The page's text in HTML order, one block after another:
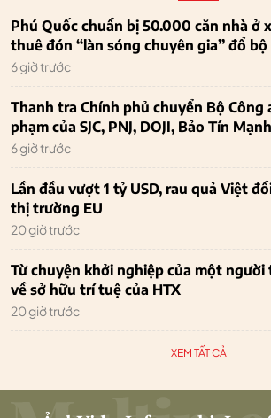
Phú Quốc chuẩn bị 50.000 căn nhà ở
thuê đón “làn sóng chuyên gia” đổ bộ
6 giờ trước
Thanh tra Chính phủ chuyển Bộ Công
phạm của SJC, PNJ, DOJI, Bảo Tín
6 giờ trước
Lần đầu vượt 1 tỷ USD, rau quả Việt
thị trường EU
20 giờ trước
Từ chuyện khởi nghiệp của một người
về sở hữu trí tuệ của HTX
20 giờ trước
XEM TẤT CẢ